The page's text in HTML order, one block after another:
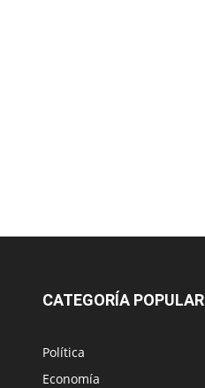
CATEGORÍA POPULAR
Política
Economía